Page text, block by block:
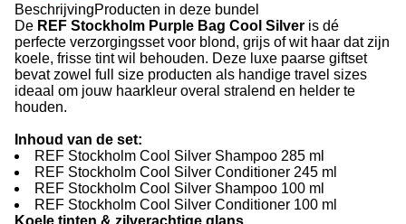
BeschrijvingProducten in deze bundel
De REF Stockholm Purple Bag Cool Silver is dé
perfecte verzorgingsset voor blond, grijs of wit haar dat zijn
koele, frisse tint wil behouden. Deze luxe paarse giftset
bevat zowel full size producten als handige travel sizes
ideaal om jouw haarkleur overal stralend en helder te
houden.
Inhoud van de set:
REF Stockholm Cool Silver Shampoo 285 ml
REF Stockholm Cool Silver Conditioner 245 ml
REF Stockholm Cool Silver Shampoo 100 ml
REF Stockholm Cool Silver Conditioner 100 ml
Koele tinten & zilverachtige glans